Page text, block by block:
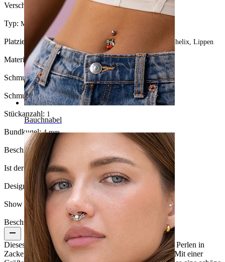
Bauchnabel
Verschlusstyp: Innengewinde
Typ: Mini Labret, Labret, Flatback
Platzierung:Tragus, Ohrläppchen, Helix, Conch, Forward helix, Lippen
Material:Titanium
Schmucksteinfarbe:white pearl
Schmucksteintyp:Perlenimitat
Stückanzahl: 1
Bundkugel:4 mm.
Beschichtungsart: PVD-Beschichtung
Ist der Schmuck beschichtet?:Ja, ganzer Schmuck
Design Height:5 mm
Show pair option: Ja
Beschreibung
Dieses elegante Titan-Labret ist mit drei synthetischen Perlen in
Zackenfassung besetzt, die eine zarte Perle umgeben. Mit einer